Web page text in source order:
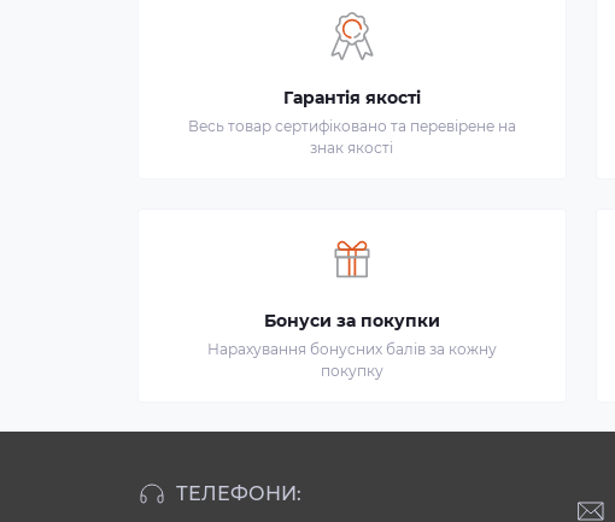
Гарантія якості
Весь товар сертифіковано та перевірене на
знак якості
Бонуси за покупки
Нарахування бонусних балів за кожну
покупку
ТЕЛЕФОНИ: